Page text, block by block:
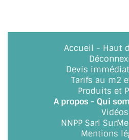
SYSTÈMES PIVOTANTS
SYSTÈMES COULISSANTS
LE CATALOGUE
(STROMBINOSCOPE)
ACCESSOIRES EN
Accueil - Haut
Devis
Tarifs au m2
Produits et
A propos - Qui
Vidéos
NNPP Sarl
Mentions